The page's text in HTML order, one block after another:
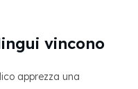
vincono
apprezza una